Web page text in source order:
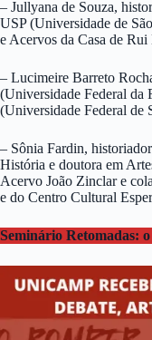
– Jullyana de Souza,
USP (Universidade de
e Acervos da Casa de Rui
– Lucimeire Barreto
(Universidade Federal da
(Universidade Federal de
– Sônia Fardin,
História e doutora em
Acervo João Zinclar e
e do Centro Cultural
Seminário Retomadas: